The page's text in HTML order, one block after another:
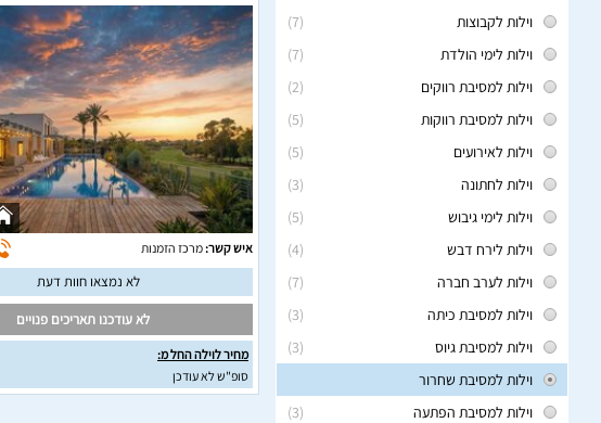
(7)
וילות לקבוצות
(7)
וילות לימי הולדת
(2)
וילות למסיבת רווקים
(5)
וילות למסיבת רווקות
(5)
וילות לאירועים
(3)
וילות לחתונה
(5)
וילות לימי גיבוש
(4)
וילות לירח דבש
(7)
וילות לערב חברה
(3)
וילות למסיבת כיתה
(3)
וילות למסיבת גיוס
וילות למסיבת שחרור
(3)
וילות למסיבת הפתעה
איש קשר:מרכז הזמנות
לא נמצאו חוות דעת
לא עודכנו תאריכים פנויים
מחיר לוילה החל מ:
סופ"ש לא עודכן